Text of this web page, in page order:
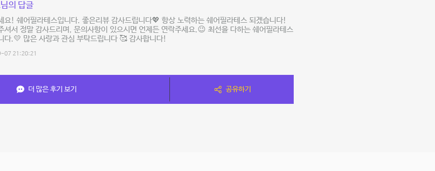
의 답글
요! 쉐어필라테스입니다. 좋은리뷰 감사드립니다💖 항상 노력하는 쉐어필라테스 되겠습니다!
셔서 정말 감사드리며, 문의사항이 있으시면 언제든 연락주세요.😉 최선을 다하는 쉐어필라테스
다.💛 많은 사랑과 관심 부탁드립니다 🥰 감사합니다!
07 21:20:21
더 많은 후기 보기 공유하기